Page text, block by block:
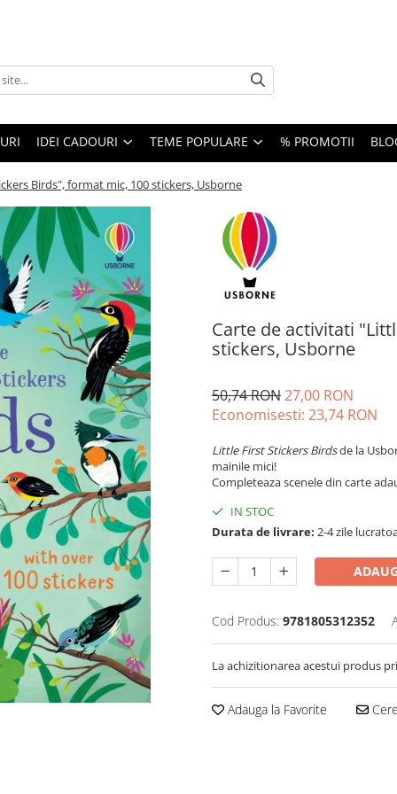
IDEI CADOURI TEME POPULARE % PROMOTII
Birds", format mic, 100 stickers, Usborne
Carte de activitati
stickers, Usborne
50,74 RON27,00 RON
Economisesti: 23,74 RON
Little First Stickers Birdsde la
mainile mici!
Completeaza scenele din carte
IN STOC
Durata de livrare: 2-4 zile
Cod Produs: 9781805312352
La achizitionarea acestui produs
Adauga la Favorite